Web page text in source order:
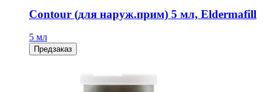
Contour (для наруж.прим) 5 мл, Eldermafill
5 мл
Предзаказ